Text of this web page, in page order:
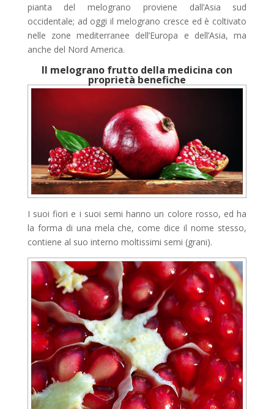
pianta del melograno proviene dall’Asia sud
occidentale; ad oggi il melograno cresce ed è coltivato
nelle zone mediterranee dell’Europa e dell’Asia, ma
anche del Nord America.
Il melograno frutto della medicina con
proprietà benefiche
I suoi fiori e i suoi semi hanno un colore rosso, ed ha
la forma di una mela che, come dice il nome stesso,
contiene al suo interno moltissimi semi (grani).